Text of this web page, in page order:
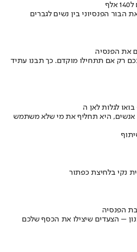
הבור הפנסיוני בין נשים לגברים
את הפנסיה
רק אם תתחילו מוקדם. כך תבנו עתיד
אנשים, היא תחליף את מי שלא משתמש
נקי בלחיצת כפתור
הפנסיה
– הצעדים שיצילו את הכסף שלכם